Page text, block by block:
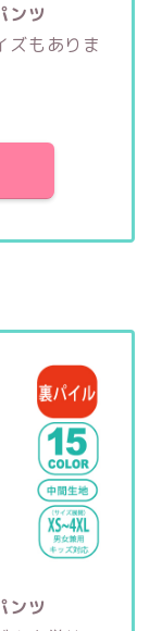
ンツ
ズもありま
ンツ